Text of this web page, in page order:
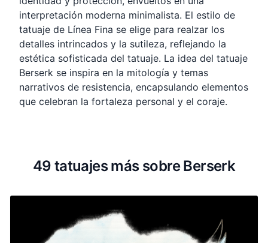
interpretación moderna minimalista. El estilo de
tatuaje de Línea Fina se elige para realzar los
detalles intrincados y la sutileza, reflejando la
estética sofisticada del tatuaje. La idea del tatuaje
Berserk se inspira en la mitología y temas
narrativos de resistencia, encapsulando elementos
que celebran la fortaleza personal y el coraje.
49 tatuajes más sobre Berserk